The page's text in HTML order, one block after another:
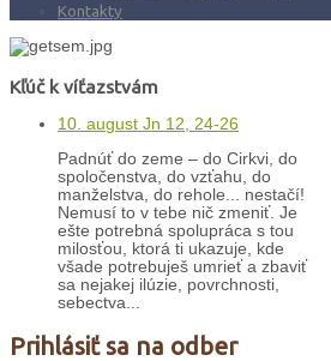
Kontakty
Kľúč k víťazstvám
10. august Jn 12, 24-26
Padnúť do zeme – do Cirkvi, do
spoločenstva, do vzťahu, do
manželstva, do rehole... nestačí!
Nemusí to v tebe nič zmeniť. Je
ešte potrebná spolupráca s tou
milosťou, ktorá ti ukazuje, kde
všade potrebuješ umrieť a zbaviť
sa nejakej ilúzie, povrchnosti,
sebectva...
Prihlásiť sa na odber